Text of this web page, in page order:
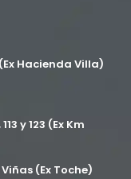
Hacienda Villa)
y 123 (Ex Km
(Ex Toche)